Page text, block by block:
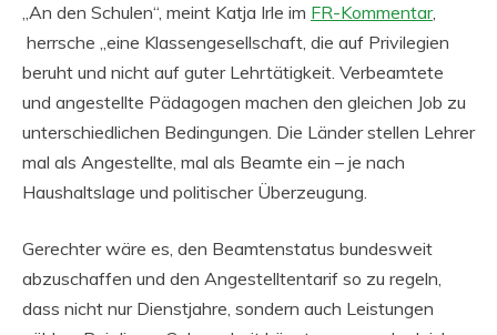
„An den Schulen“, meint Katja Irle im FR-Kommentar,
herrsche „eine Klassengesellschaft, die auf Privilegien
beruht und nicht auf guter Lehrtätigkeit. Verbeamtete
und angestellte Pädagogen machen den gleichen Job zu
unterschiedlichen Bedingungen. Die Länder stellen Lehrer
mal als Angestellte, mal als Beamte ein – je nach
Haushaltslage und politischer Überzeugung.
Gerechter wäre es, den Beamtenstatus bundesweit
abzuschaffen und den Angestelltentarif so zu regeln,
dass nicht nur Dienstjahre, sondern auch Leistungen